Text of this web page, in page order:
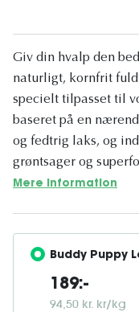
Giv din hvalp den
naturligt, kornfrit
specielt tilpasset til
baseret på en
og fedtrig laks, og
grøntsager og
Mere information
Buddy Puppy
189:-
94,50 kr. kr/kg